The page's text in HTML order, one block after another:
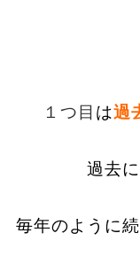
１つ目 は過
過去
毎年のように